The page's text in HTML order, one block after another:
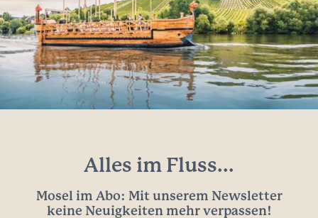
Alles im Fluss...
Mosel im Abo: Mit unserem Newsletter
keine Neuigkeiten mehr verpassen!